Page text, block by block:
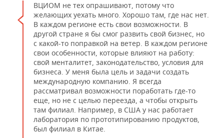
ВЦИОМ не тех опрашивают, потому что
желающих уехать много. Хорошо там, где нас нет.
В каждом регионе есть свои возможности. В
другой стране я бы смог развить свой бизнес, но
с какой-то поправкой на ветер. В каждом регионе
свои особенности, которые влияют на работу:
свой менталитет, законодательство, условия для
бизнеса. У меня была цель и задачи создать
международную компанию. Я всегда
рассматривал возможности поработать где-то
еще, но не с целью переезда, а чтобы открыть
там филиал. Например, в США у нас работает
лаборатория по прототипированию продуктов,
был филиал в Китае.